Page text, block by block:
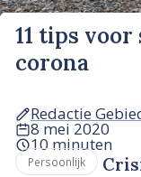
11 tips
corona
Redactie
8 mei 2020
10 minuten
Persoonlijk